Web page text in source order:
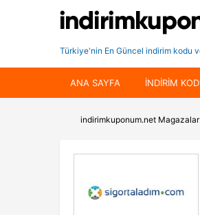
Türkiye'nin En Güncel indirim kodu
ANA SAYFA INDIRIM
indirimkuponum.net Magazalar